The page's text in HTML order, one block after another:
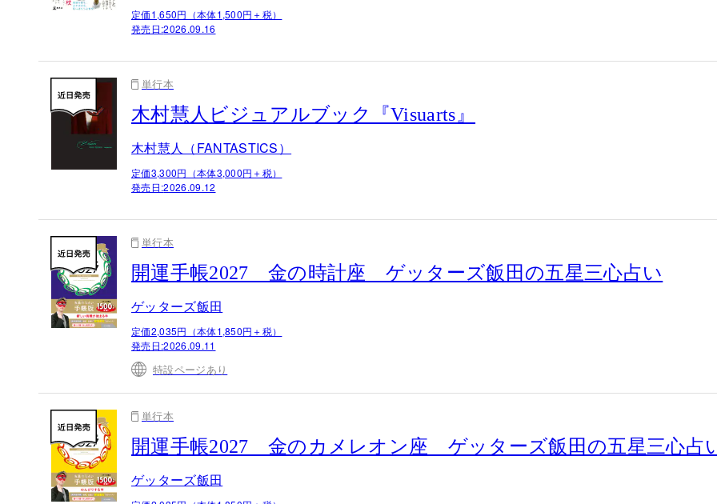
定価1,650円（本体1,500円＋税）
発売日:2026.09.16
単行本
木村慧人ビジュアルブック『Visuarts』
木村慧人（FANTASTICS）
定価3,300円（本体3,000円＋税）
発売日:2026.09.12
単行本
開運手帳2027 金の時計座 ゲッターズ飯田の五星三心占い
ゲッターズ飯田
定価2,035円（本体1,850円＋税）
発売日:2026.09.11
特設ページあり
単行本
開運手帳2027 金のカメレオン座 ゲッターズ飯田の五星三心占
ゲッターズ飯田